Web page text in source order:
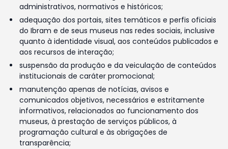
administrativos, normativos e históricos;
adequação dos portais, sites temáticos e perfis oficiais
do Ibram e de seus museus nas redes sociais, inclusive
quanto à identidade visual, aos conteúdos publicados e
aos recursos de interação;
suspensão da produção e da veiculação de conteúdos
institucionais de caráter promocional;
manutenção apenas de notícias, avisos e
comunicados objetivos, necessários e estritamente
informativos, relacionados ao funcionamento dos
museus, à prestação de serviços públicos, à
programação cultural e às obrigações de
transparência;